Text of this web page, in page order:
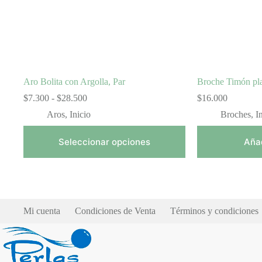
Aro Bolita con Argolla, Par
$7.300 - $28.500Rango
precios:
desde
$7.300
$28.500
Aros, Inicio
Seleccionar opciones
Broche Timón
$16.000
Broches,
Mi cuenta Condiciones de Venta Términos y condiciones